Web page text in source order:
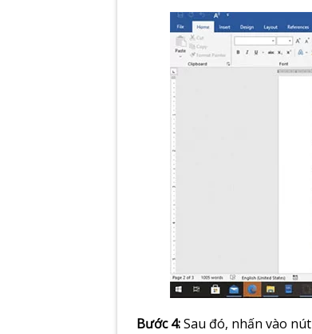
Bước 4:Sau đó, nhấn vào nút